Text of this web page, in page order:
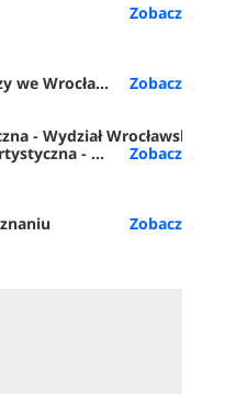
Wrocławiu
Biznesu (ATA Wrocław)